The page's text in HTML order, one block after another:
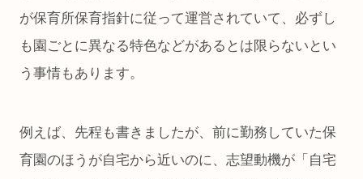
が保育所保育指針に従って運営されていて、必ずし
も園ごとに異なる特色などがあるとは限らないとい
う事情もあります。
例えば、先程も書きましたが、前に勤務していた保
育園のほうが自宅から近いのに、志望動機が「自宅